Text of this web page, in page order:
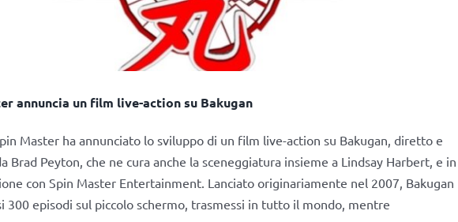
annuncia un film live-action su Bakugan
Master ha annunciato lo sviluppo di un film live-action su Bakugan, diretto e
Brad Peyton, che ne cura anche la sceneggiatura insieme a Lindsay Harbert, e in
con Spin Master Entertainment. Lanciato originariamente nel 2007, Bakugan
300 episodi sul piccolo schermo, trasmessi in tutto il mondo, mentre